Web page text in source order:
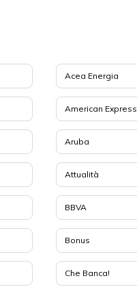
Acea Energia
American Express
Aruba
Attualità
BBVA
Bonus
Che Banca!